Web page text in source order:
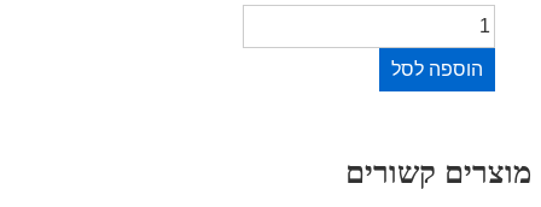
לסל
קשורים